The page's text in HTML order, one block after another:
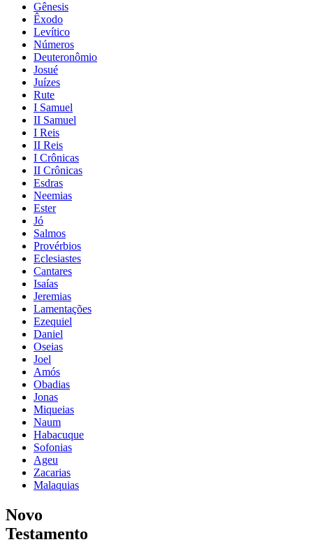
Gênesis
Êxodo
Levítico
Números
Deuteronômio
Josué
Juízes
Rute
I Samuel
II Samuel
I Reis
II Reis
I Crônicas
II Crônicas
Esdras
Neemias
Ester
Jó
Salmos
Provérbios
Eclesiastes
Cantares
Isaías
Jeremias
Lamentações
Ezequiel
Daniel
Oseias
Joel
Amós
Obadias
Jonas
Miqueias
Naum
Habacuque
Sofonias
Ageu
Zacarias
Malaquias
Novo
Testamento